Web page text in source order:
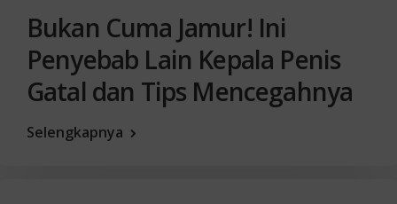
Bukan Cuma Jamur! Ini
Penyebab Lain Kepala Penis
Gatal dan Tips Mencegahnya
Selengkapnya